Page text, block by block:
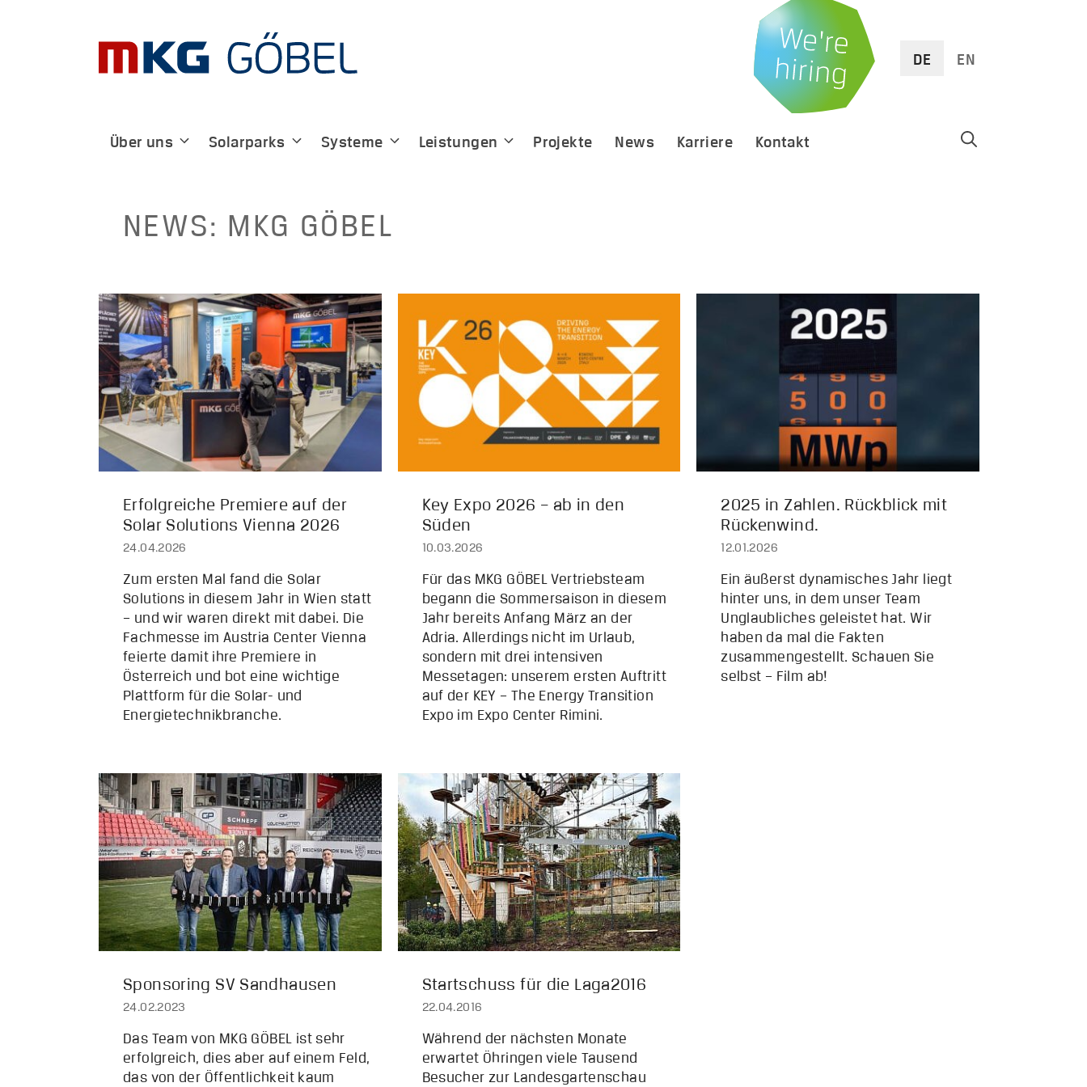
DE EN
Über uns Solarparks Systeme Leistungen Projekte News Karriere Kontakt
MKG GÖBEL
Erfolgreiche Premiere auf der
Solar Solutions Vienna 2026
24.04.2026
Zum ersten Mal fand die Solar
Solutions in diesem Jahr in Wien statt
– und wir waren direkt mit dabei. Die
Fachmesse im Austria Center Vienna
feierte damit ihre Premiere in
Österreich und bot eine wichtige
Plattform für die Solar- und
Energietechnikbranche.
Key Expo 2026 – ab in den
Süden
10.03.2026
Für das MKG GÖBEL Vertriebsteam
begann die Sommersaison in diesem
Jahr bereits Anfang März an der
Adria. Allerdings nicht im Urlaub,
sondern mit drei intensiven
Messetagen: unserem ersten Auftritt
auf der KEY – The Energy Transition
Expo im Expo Center Rimini.
2025 in Zahlen. Rückblick mit
Rückenwind.
12.01.2026
Ein äußerst dynamisches Jahr liegt
hinter uns, in dem unser Team
Unglaubliches geleistet hat. Wir
haben da mal die Fakten
zusammengestellt. Schauen Sie
selbst – Film ab!
Sponsoring SV Sandhausen
24.02.2023
Das Team von MKG GÖBEL ist sehr
erfolgreich, dies aber auf einem Feld,
das von der Öffentlichkeit kaum
Startschuss für die Laga2016
22.04.2016
Während der nächsten Monate
erwartet Öhringen viele Tausend
Besucher zur Landesgartenschau